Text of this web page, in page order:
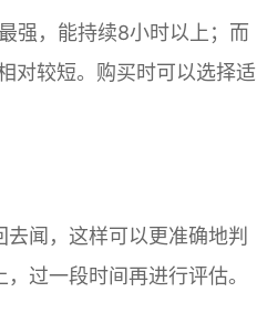
强，能持续8小时以上；而
对较短。购买时可以选择适
闻，这样可以更准确地判
过一段时间再进行评估。